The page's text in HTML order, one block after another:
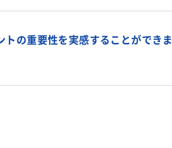
トの重要性を実感することができま